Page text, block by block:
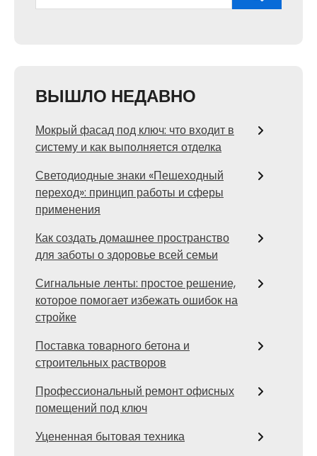
ВЫШЛО НЕДАВНО
Мокрый фасад под ключ: что входит в
систему и как выполняется отделка
Светодиодные знаки «Пешеходный
переход»: принцип работы и сферы
применения
Как создать домашнее пространство
для заботы о здоровье всей семьи
Сигнальные ленты: простое решение,
которое помогает избежать ошибок на
стройке
Поставка товарного бетона и
строительных растворов
Профессиональный ремонт офисных
помещений под ключ
Уцененная бытовая техника